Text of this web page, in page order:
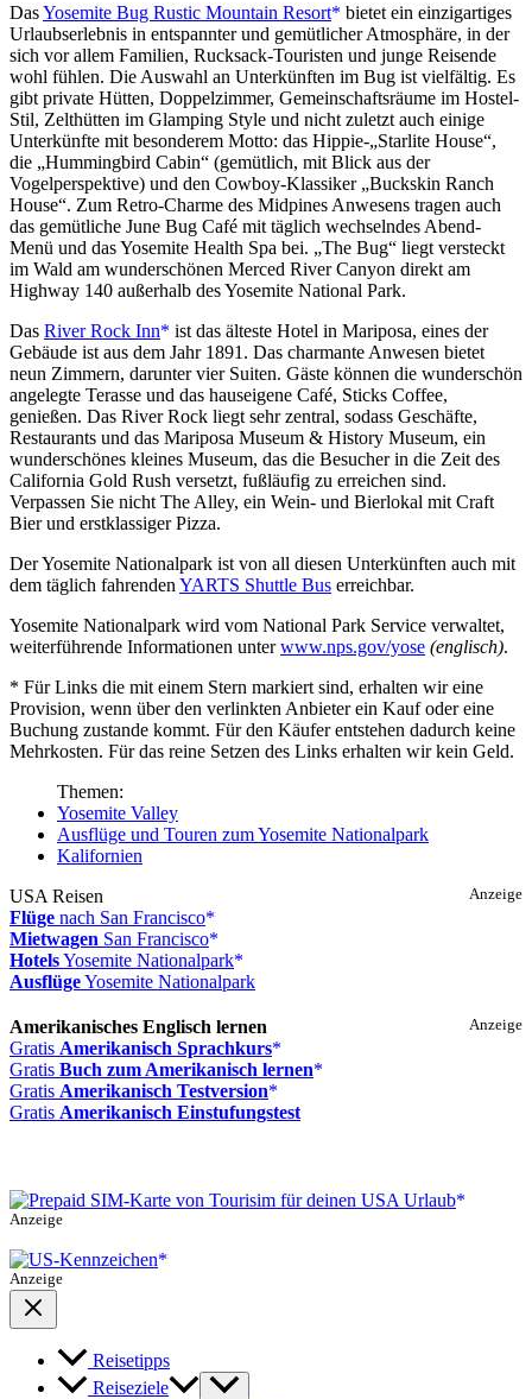
DasYosemite Bug Rustic Mountain Resort
bietet ein einzigartiges
Urlaubserlebnis in entspannter und gemütlicher Atmosphäre, in der
sich vor allem Familien, Rucksack-Touristen und junge Reisende
wohl fühlen. Die Auswahl an Unterkünften im Bug ist vielfältig. Es
gibt private Hütten, Doppelzimmer, Gemeinschaftsräume im Hostel-
Stil, Zelthütten im Glamping Style und nicht zuletzt auch einige
Unterkünfte mit besonderem Motto: das Hippie-„Starlite House“,
die „Hummingbird Cabin“ (gemütlich, mit Blick aus der
Vogelperspektive) und den Cowboy-Klassiker „Buckskin Ranch
House“. Zum Retro-Charme des Midpines Anwesens tragen auch
das gemütliche June Bug Café mit täglich wechselndes Abend-
Menü und das Yosemite Health Spa bei. „The Bug“ liegt versteckt
im Wald am wunderschönen Merced River Canyon direkt am
Highway 140 außerhalb des Yosemite National Park.
Das River Rock Inn
ist das älteste Hotel in Mariposa, eines der
Gebäude ist aus dem Jahr 1891. Das charmante Anwesen bietet
neun Zimmern, darunter vier Suiten. Gäste können die wunderschön
angelegte Terasse und das hauseigene Café, Sticks Coffee,
genießen. Das River Rock liegt sehr zentral, sodass Geschäfte,
Restaurants und das Mariposa Museum & History Museum, ein
wunderschönes kleines Museum, das die Besucher in die Zeit des
California Gold Rush versetzt, fußläufig zu erreichen sind.
Verpassen Sie nicht The Alley, ein Wein- und Bierlokal mit Craft
Bier und erstklassiger Pizza.
Der Yosemite Nationalpark ist von all diesen Unterkünften auch mit
dem täglich fahrenden YARTS Shuttle Bus erreichbar.
Yosemite Nationalpark wird vom National Park Service verwaltet,
weiterführende Informationen unterwww.nps.gov/yose (englisch).
* Für Links die mit einem Stern markiert sind, erhalten wir eine
Provision, wenn über den verlinkten Anbieter ein Kauf oder eine
Buchung zustande kommt. Für den Käufer entstehen dadurch keine
Mehrkosten. Für das reine Setzen des Links erhalten wir kein Geld.
Themen:
Yosemite Valley
Ausflüge und Touren zum Yosemite Nationalpark
Kalifornien
Anzeige
USA Reisen
Flüge nach San Francisco
Mietwagen San Francisco
HotelsYosemite Nationalpark
AusflügeYosemite Nationalpark
Anzeige
Amerikanisches Englisch lernen
Gratis Amerikanisch Sprachkurs
Gratis Buch zum Amerikanisch lernen
Gratis Amerikanisch Testversion
Gratis Amerikanisch Einstufungstest
Anzeige
Anzeige
Reisetipps
Reiseziele